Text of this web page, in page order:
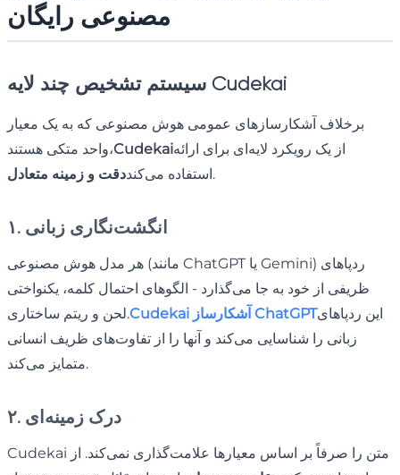
مصنوعی رایگان
سیستم تشخیص چند لایه Cudekai
برخلاف آشکارسازهای عمومی هوش مصنوعی که به یک معیار
واحد متکی هستند،Cudekaiاز یک رویکرد لایه‌ای برای ارائه
استفاده می‌کنددقت و زمینه متعادل .
۱. انگشت‌نگاری زبانی
هر مدل هوش مصنوعی (مانند ChatGPT یا Gemini) ردپاهای
ظریفی از خود به جا می‌گذارد - الگوهای احتمال کلمه، یکنواختی
لحن و ریتم ساختاری.
Cudekai آشکارساز ChatGPTاین ردپاهای
زبانی را شناسایی می‌کند و آنها را از تفاوت‌های ظریف انسانی
متمایز می‌کند.
۲. درک زمینه‌ای
Cudekai متن را صرفاً بر اساس معیارها علامت‌گذاری نمی‌کند. از